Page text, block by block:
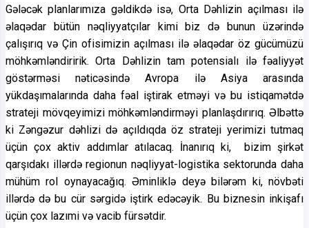
Gələcək planlarımıza gəldikdə isə, Orta Dəhlizin açılması ilə
əlaqədar bütün nəqliyyatçılar kimi biz də bunun üzərində
çalışırıq və Çin ofisimizin açılması ilə əlaqədar öz gücümüzü
möhkəmləndiririk. Orta Dəhlizin tam potensialı ilə fəaliyyət
göstərməsi nəticəsində Avropa ilə Asiya arasında
yükdaşımalarında daha fəal iştirak etməyi və bu istiqamətdə
strateji mövqeyimizi möhkəmləndirməyi planlaşdırırıq. Əlbəttə
ki Zəngəzur dəhlizi də açıldıqda öz strateji yerimizi tutmaq
üçün çox aktiv addımlar atılacaq. İnanırıq ki, bizim şirkət
qarşıdakı illərdə regionun nəqliyyat-logistika sektorunda daha
mühüm rol oynayacağıq. Əminliklə deyə bilərəm ki, növbəti
illərdə də bu cür sərgidə iştirk edəcəyik. Bu biznesin inkişafı
üçün çox lazımi və vacib fürsətdir.